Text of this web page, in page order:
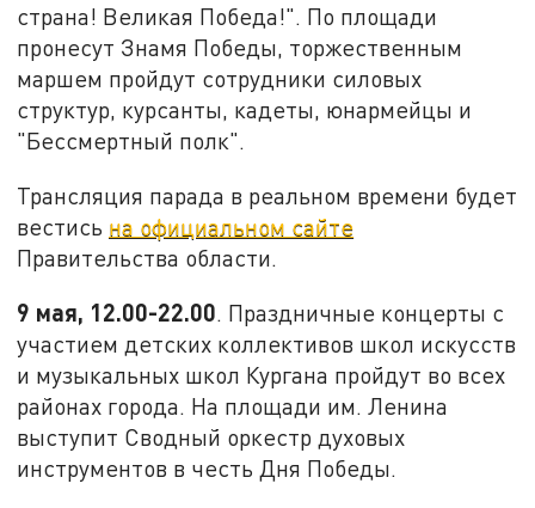
страна! Великая Победа!". По площади
пронесут Знамя Победы, торжественным
маршем пройдут сотрудники силовых
структур, курсанты, кадеты, юнармейцы и
"Бессмертный полк".
Трансляция парада в реальном времени будет
вестись на официальном сайте
Правительства области.
9 мая, 12.00-22.00. Праздничные концерты с
участием детских коллективов школ искусств
и музыкальных школ Кургана пройдут во всех
районах города. На площади им. Ленина
выступит Сводный оркестр духовых
инструментов в честь Дня Победы.